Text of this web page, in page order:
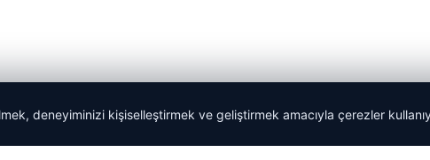
deneyiminizi kişiselleştirmek ve geliştirmek amacıyla çerezler